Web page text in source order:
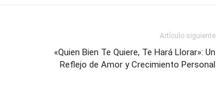
Artículo siguiente
«Quien Bien Te Quiere, Te Hará Llorar»: Un
Reflejo de Amor y Crecimiento Personal